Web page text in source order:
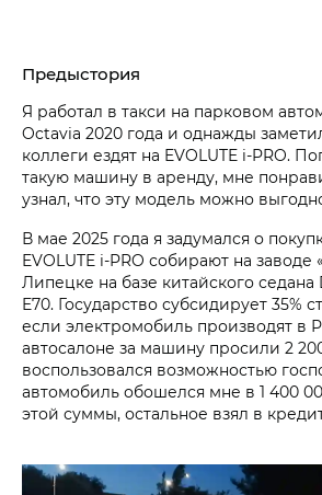
Предыстория
Я работал в такси на парковом
Octavia 2020 года и однажды
коллеги ездят на EVOLUTE i‑PRO.
такую машину в аренду, мне
узнал, что эту модель можно
В мае 2025 года я задумался о
EVOLUTE i‑PRO собирают на
Липецке на базе китайского
E70. Государство субсидирует 35%
если электромобиль производят в
автосалоне за машину просили 2
воспользовался возможностью
автомобиль обошелся мне в 1 400
этой суммы, остальное взял в